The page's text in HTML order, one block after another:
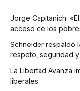
Jorge Capitanich:
acceso de los
Schneider respaldó
respeto, seguridad
La Libertad Avanza
liberales